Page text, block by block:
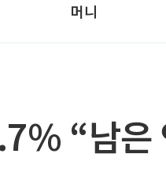
머니
“남은